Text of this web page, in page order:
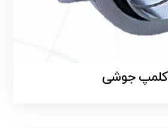
کلمپ جوشی